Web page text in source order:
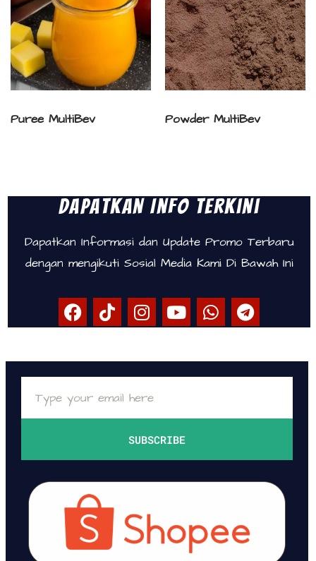
Puree MultiBev Powder MultiBev
Dapatkan Info Terkini
Dapatkan Informasi dan Update Promo Terbaru
dengan mengikuti Sosial Media Kami Di Bawah Ini
SUBSCRIBE